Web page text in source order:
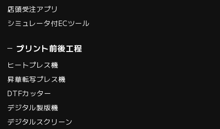
店頭受注アプリ
シミュレータ付ECツール
プリント前後工程
ヒートプレス機
昇華転写プレス機
DTFカッター
デジタル製版機
デジタルスクリーン